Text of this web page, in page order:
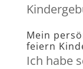
Mein
feiern
Ich habe